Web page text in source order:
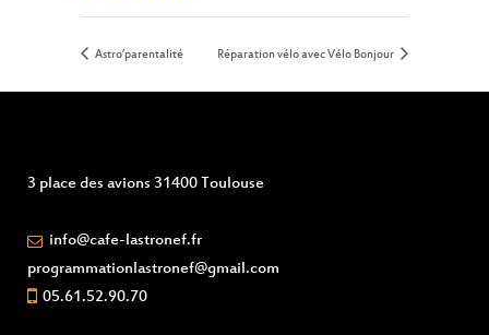
Astro’parentalité Réparation vélo avec Vélo Bonjour
3 place des avions 31400 Toulouse
info@cafe-lastronef.fr
programmationlastronef@gmail.com
05.61.52.90.70